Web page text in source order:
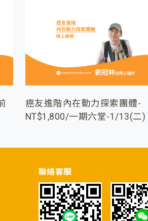
癌友進階內在動力探索團體-
NT$1,800/一期六堂-1/13(二)
聯絡客服